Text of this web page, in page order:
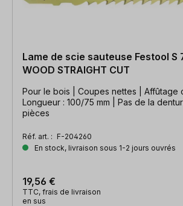
Lame de scie sauteuse Festool S
WOOD STRAIGHT CUT
Pour le bois | Coupes nettes | Affûtage
Longueur : 100/75 mm | Pas de la
pièces
Réf. art. : F-204260
En stock, livraison sous 1-2 jours ouvrés
19,56 €
TTC, frais de livraison
en sus